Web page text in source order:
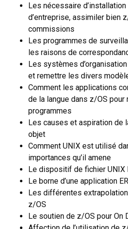
Les nécessaire
d’entreprise, assimiler bien
commissions
Les programmes de
les raisons de
Les systèmes
et remettre les divers
Comment les applications
de la langue dans z/OS pour
programmes
Les causes et aspiration de
objet
Comment UNIX est utilisé
importances qu’il amene
Le dispositif de fichier UNIX
Le borne d’une application
Les différentes
z/OS
Le soutien de z/OS pour On